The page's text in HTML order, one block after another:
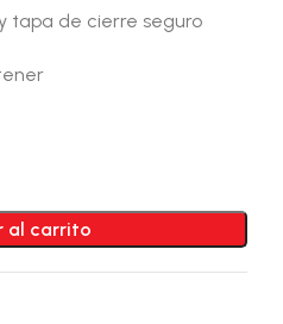
tapa de cierre seguro
al carrito